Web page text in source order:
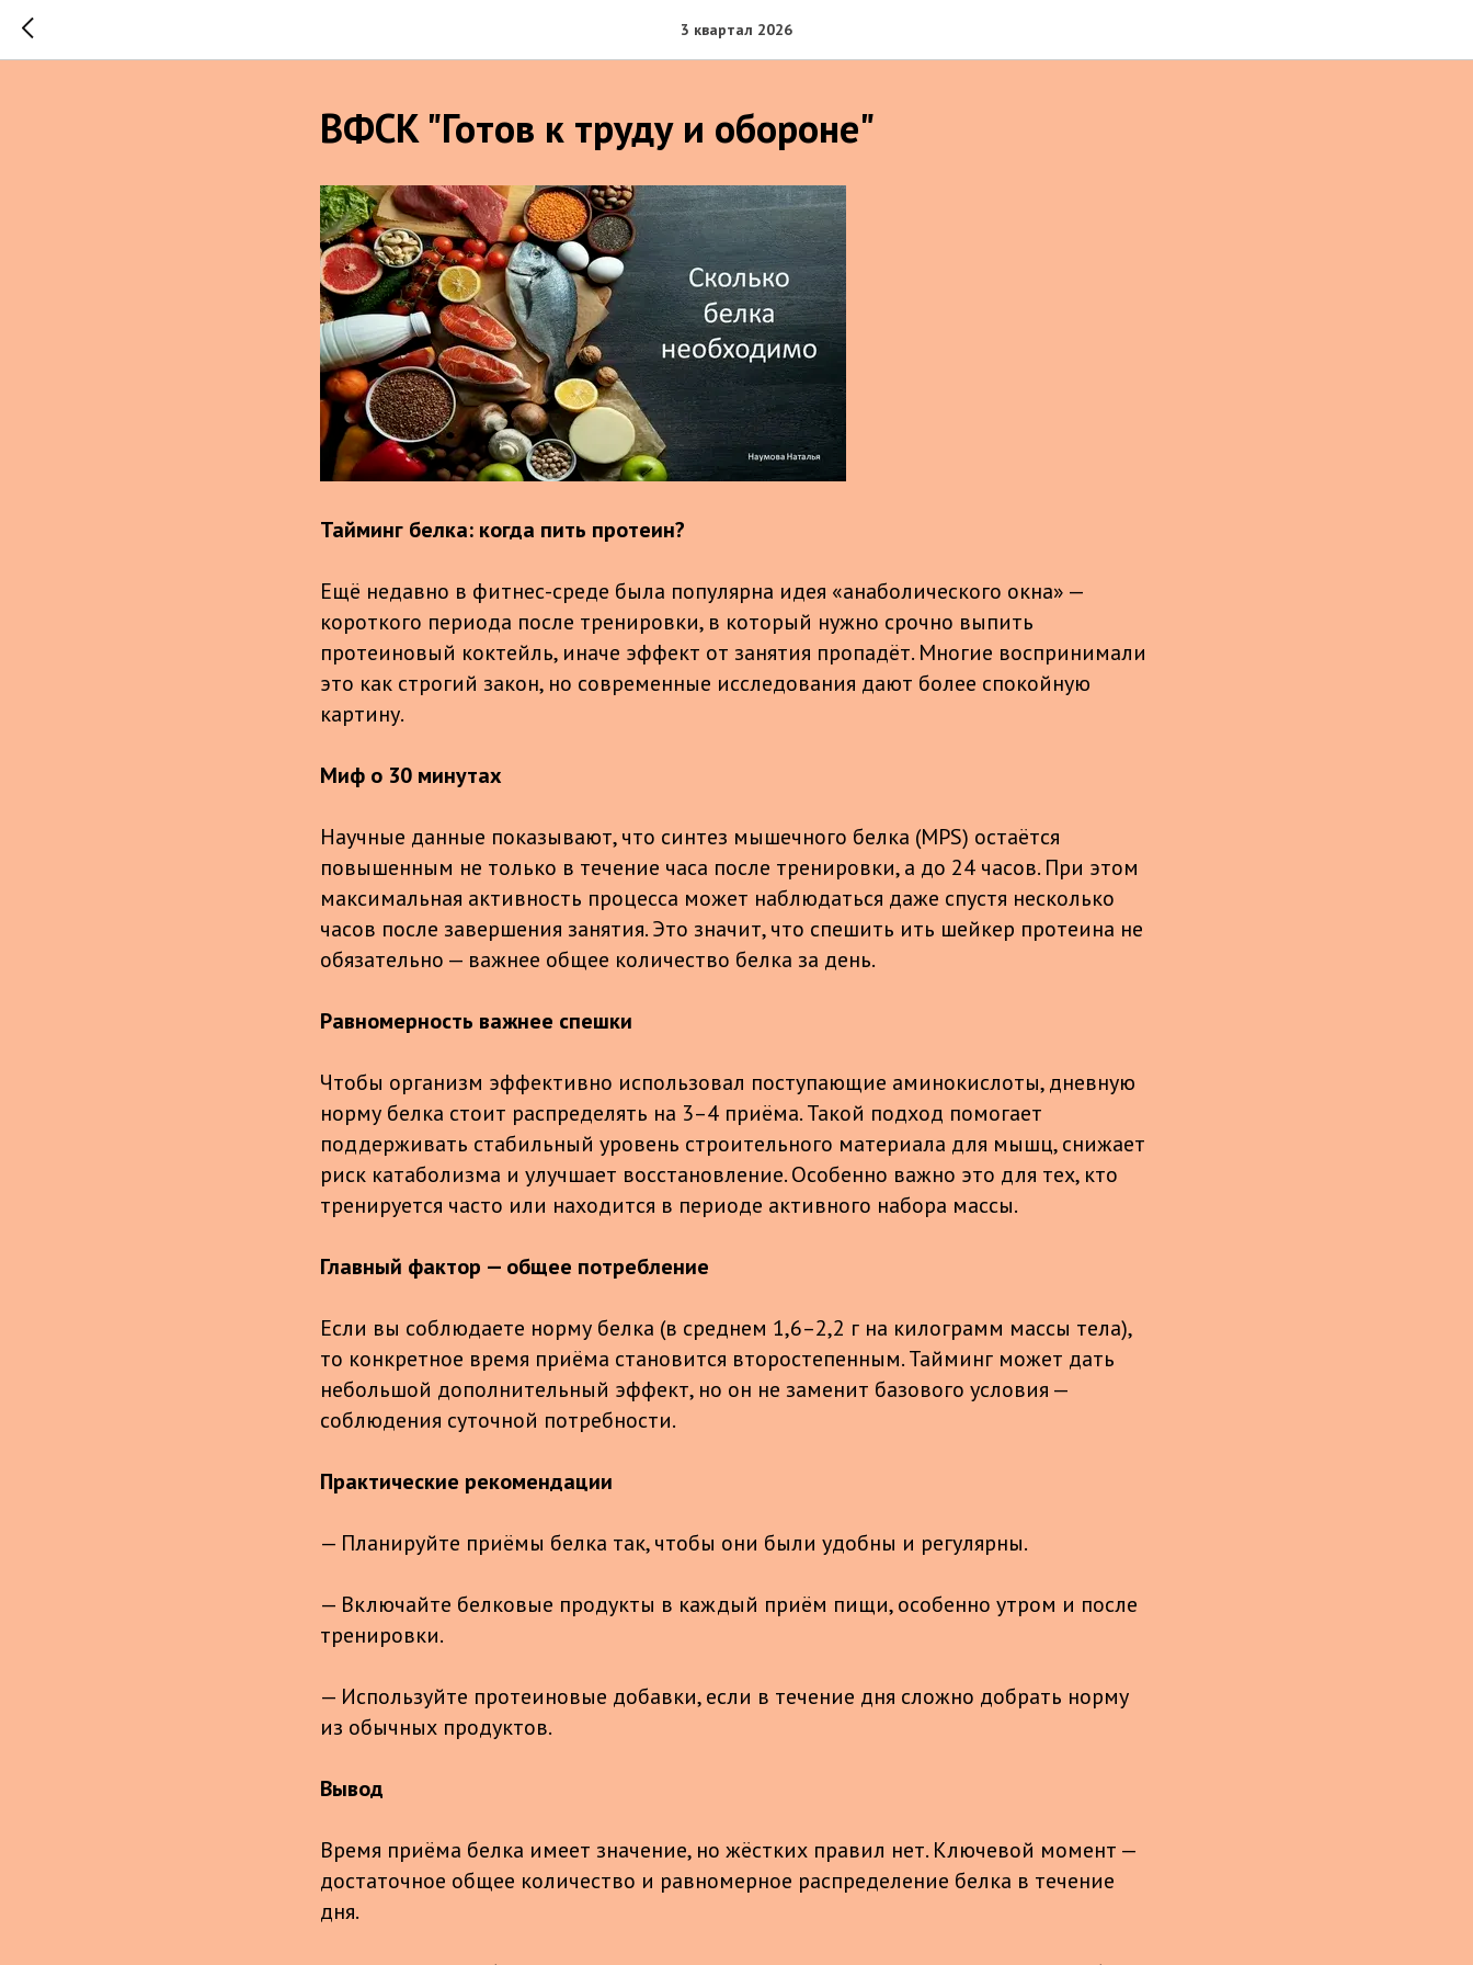
3 квартал 2026
ВФСК "Готов к труду и обороне"
Тайминг белка: когда пить протеин?
Ещё недавно в фитнес-среде была популярна идея «анаболического окна» —
короткого периода после тренировки, в который нужно срочно выпить
протеиновый коктейль, иначе эффект от занятия пропадёт. Многие воспринимали
это как строгий закон, но современные исследования дают более спокойную
картину.
Миф о 30 минутах
Научные данные показывают, что синтез мышечного белка (MPS) остаётся
повышенным не только в течение часа после тренировки, а до 24 часов. При этом
максимальная активность процесса может наблюдаться даже спустя несколько
часов после завершения занятия. Это значит, что спешить ить шейкер протеина не
обязательно — важнее общее количество белка за день.
Равномерность важнее спешки
Чтобы организм эффективно использовал поступающие аминокислоты, дневную
норму белка стоит распределять на 3–4 приёма. Такой подход помогает
поддерживать стабильный уровень строительного материала для мышц, снижает
риск катаболизма и улучшает восстановление. Особенно важно это для тех, кто
тренируется часто или находится в периоде активного набора массы.
Главный фактор — общее потребление
Если вы соблюдаете норму белка (в среднем 1,6–2,2 г на килограмм массы тела),
то конкретное время приёма становится второстепенным. Тайминг может дать
небольшой дополнительный эффект, но он не заменит базового условия —
соблюдения суточной потребности.
Практические рекомендации
— Планируйте приёмы белка так, чтобы они были удобны и регулярны.
— Включайте белковые продукты в каждый приём пищи, особенно утром и после
тренировки.
— Используйте протеиновые добавки, если в течение дня сложно добрать норму
из обычных продуктов.
Вывод
Время приёма белка имеет значение, но жёстких правил нет. Ключевой момент —
достаточное общее количество и равномерное распределение белка в течение
дня.